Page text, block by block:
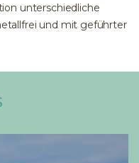
unterschiedliche
und mit geführter